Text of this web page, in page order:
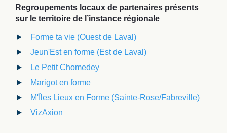
Regroupements locaux de partenaires présents
sur le territoire de l’instance régionale
Forme ta vie (Ouest de Laval)
Jeun'Est en forme (Est de Laval)
Le Petit Chomedey
Marigot en forme
M'Îles Lieux en Forme (Sainte-Rose/Fabreville)
VizAxion